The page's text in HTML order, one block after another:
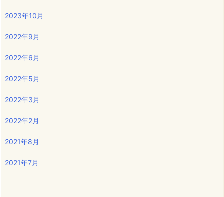
2023年10月
2022年9月
2022年6月
2022年5月
2022年3月
2022年2月
2021年8月
2021年7月